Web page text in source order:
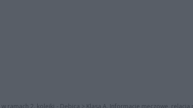
w ramach 2. kolejki - Dębica > Klasa A. Informacje meczowe, relacja